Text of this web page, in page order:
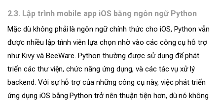
2.3. Lập trình mobile app iOS bằng ngôn ngữ Python
Mặc dù không phải là ngôn ngữ chính thức cho iOS, Python vẫn
được nhiều lập trình viên lựa chọn nhờ vào các công cụ hỗ trợ
như Kivy và BeeWare. Python thường được sử dụng để phát
triển các thư viện, chức năng ứng dụng, và các tác vụ xử lý
backend. Với sự hỗ trợ của những công cụ này, việc phát triển
ứng dụng iOS bằng Python trở nên thuận tiện hơn, dù nó không